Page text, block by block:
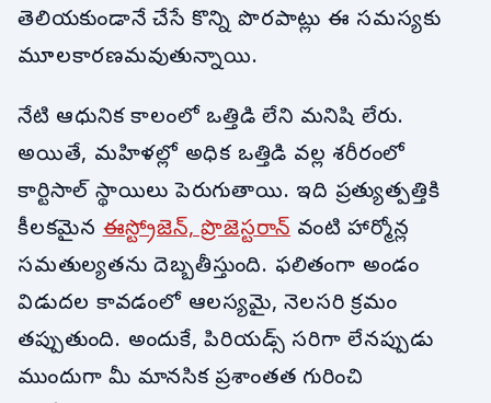
తెలియకుండానే చేసే కొన్ని పొరపాట్లు ఈ సమస్యకు
మూలకారణమవుతున్నాయి.
నేటి ఆధునిక కాలంలో ఒత్తిడి లేని మనిషి లేరు.
అయితే, మహిళల్లో అధిక ఒత్తిడి వల్ల శరీరంలో
కార్టిసాల్ స్థాయిలు పెరుగుతాయి. ఇది ప్రత్యుత్పత్తికి
కీలకమైనఈస్ట్రోజెన్, ప్రొజెస్టరాన్ వంటి హార్మోన్ల
సమతుల్యతను దెబ్బతీస్తుంది. ఫలితంగా అండం
విడుదల కావడంలో ఆలస్యమై, నెలసరి క్రమం
తప్పుతుంది. అందుకే, పిరియడ్స్ సరిగా లేనప్పుడు
ముందుగా మీ మానసిక ప్రశాంతత గురించి